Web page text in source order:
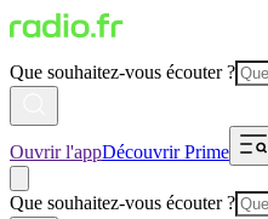
Que souhaitez-vous écouter ?
Ouvrir l'appDécouvrir Prime
Que souhaitez-vous écouter ?